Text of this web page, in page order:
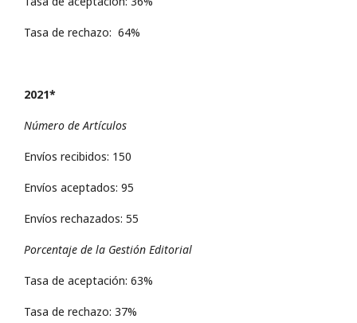
Tasa de rechazo: 64%
2021*
Número de Artículos
Envíos recibidos: 150
Envíos aceptados: 95
Envíos rechazados: 55
Porcentaje de la Gestión Editorial
Tasa de aceptación: 63%
Tasa de rechazo: 37%